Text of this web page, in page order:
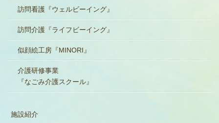
訪問看護『ウェルビーイング』
訪問介護『ライフビーイング』
似顔絵工房『MINORI』
介護研修事業
『なごみ介護スクール』
施設紹介